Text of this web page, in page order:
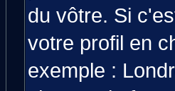
du vôtre. Si
votre profil en
exemple :